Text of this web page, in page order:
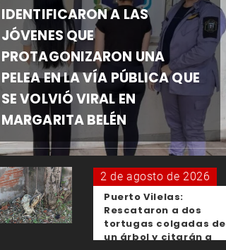
IDENTIFICARON A LAS
JÓVENES QUE
PROTAGONIZARON UNA
PELEA EN LA VÍA PÚBLICA QUE
SE VOLVIÓ VIRAL EN
MARGARITA BELÉN
2 de agosto de 2026
Puerto Vilelas:
Rescataron a dos
tortugas colgadas de
un árbol y citarán a